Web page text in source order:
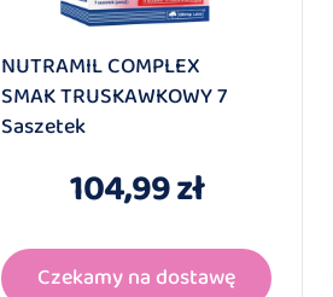
NUTRAMIL COMPLEX
SMAK TRUSKAWKOWY 7
Saszetek
104,99 zł
Czekamy na dostawę